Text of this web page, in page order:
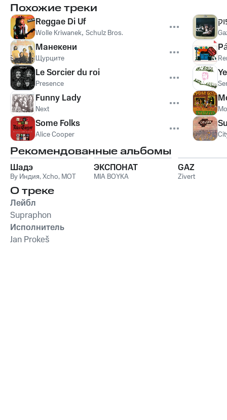
Похожие треки
Reggae Di Uf
Wolle Kriwanek, Schulz Bros.
Манекени
Щурците
Le Sorcier du roi
Presence
Funny Lady
Next
Some Folks
Alice Cooper
Рекомендованные альбомы
Шадэ
By Индия,Xcho, MOT
ЭКСПОНАТ
MIA BOYKA
GAZ
Zivert
О треке
Лейбл
Supraphon
Исполнитель
Jan Prokeš